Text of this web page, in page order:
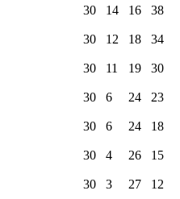
30 14 16 38
30 12 18 34
30 11 19 30
30 6 24 23
30 6 24 18
30 4 26 15
30 3 27 12